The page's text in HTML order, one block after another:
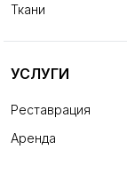
Ткани
УСЛУГИ
Реставрация
Аренда